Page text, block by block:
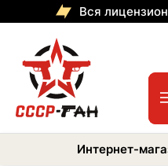
Вся
Интернет-